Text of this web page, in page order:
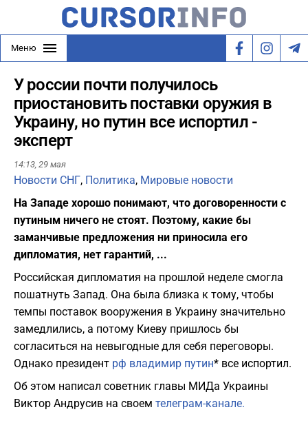
Меню
У россии почти получилось
приостановить поставки оружия в
Украину, но путин все испортил -
эксперт
14:13, 29 мая
Новости СНГ, Политика, Мировые новости
На Западе хорошо понимают, что договоренности с
путиным ничего не стоят. Поэтому, какие бы
заманчивые предложения ни приносила его
дипломатия, нет гарантий, ...
Российская дипломатия на прошлой неделе смогла
пошатнуть Запад. Она была близка к тому, чтобы
темпы поставок вооружения в Украину значительно
замедлились, а потому Киеву пришлось бы
согласиться на невыгодные для себя переговоры.
Однако президент рф владимир путин* все испортил.
Об этом написал советник главы МИДа Украины
Виктор Андрусив на своем телеграм-канале.